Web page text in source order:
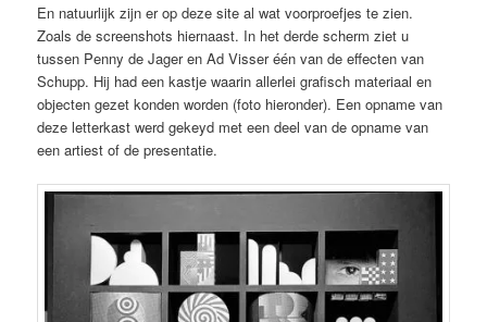
En natuurlijk zijn er op deze site al wat voorproefjes te zien.
Zoals de screenshots hiernaast. In het derde scherm ziet u
tussen Penny de Jager en Ad Visser één van de effecten van
Schupp. Hij had een kastje waarin allerlei grafisch materiaal en
objecten gezet konden worden (foto hieronder). Een opname van
deze letterkast werd gekeyd met een deel van de opname van
een artiest of de presentatie.